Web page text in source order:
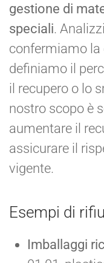
gestione di
speciali.
confermiamo la
definiamo il
il recupero o lo
nostro scopo è
aumentare il
assicurare il
vigente.
Esempi di
Imballaggi